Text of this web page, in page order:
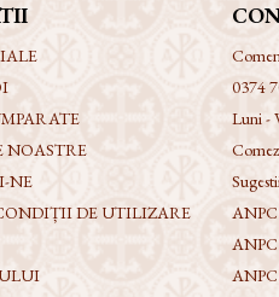
NOASTRE
NE
DE UTILIZARE
0374
Luni -
ANPC